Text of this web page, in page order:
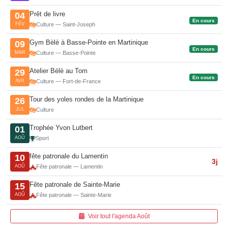
04
FÉV
Prêt de livre
Culture — Saint-Joseph
En cours
09
MAR
Gym Bèlè à Basse-Pointe en Martinique
Culture — Basse-Pointe
En cours
29
AVR
Atelier Bélè au Tom
Culture — Fort-de-France
En cours
26
JUL
Tour des yoles rondes de la Martinique
Culture
01
AOÛ
Trophée Yvon Lutbert
Sport
10
AOÛ
fête patronale du Lamentin
Fête patronale — Lamentin
3j
15
AOÛ
Fête patronale de Sainte-Marie
Fête patronale — Sainte-Marie
Voir tout l'agenda Août